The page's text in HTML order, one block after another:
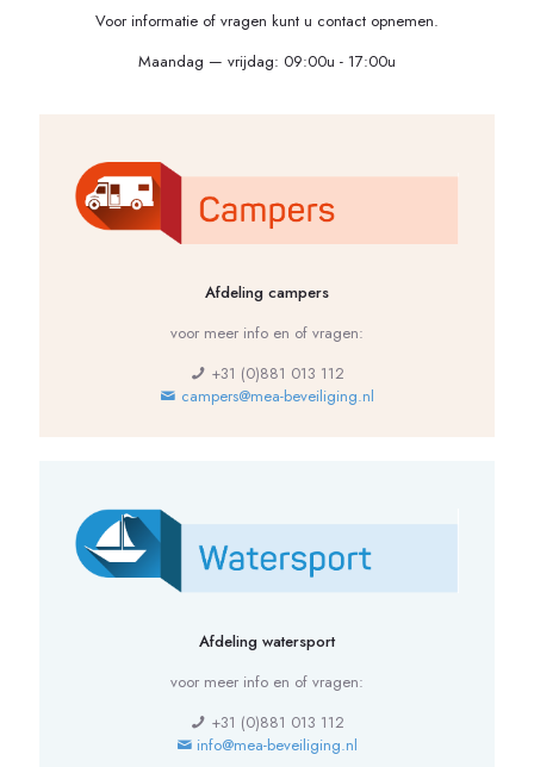
Voor informatie of vragen kunt u contact opnemen.
Maandag — vrijdag: 09:00u - 17:00u
Afdeling campers
voor meer info en of vragen:
+31 (0)881 013 112
campers@mea-beveiliging.nl
Afdeling watersport
voor meer info en of vragen:
+31 (0)881 013 112
info@mea-beveiliging.nl